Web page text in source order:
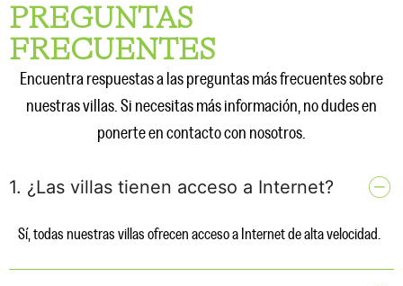
PREGUNTAS
FRECUENTES
Encuentra respuestas a las preguntas más frecuentes sobre
nuestras villas. Si necesitas más información, no dudes en
ponerte en contacto con nosotros.
1. ¿Las villas tienen acceso a Internet?
Sí, todas nuestras villas ofrecen acceso a Internet de alta velocidad.